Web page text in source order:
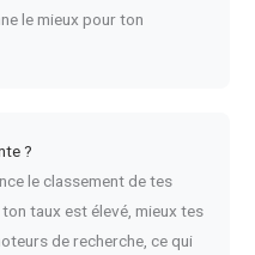
le mieux pour ton
?
le classement de tes
taux est élevé, mieux tes
de recherche, ce qui